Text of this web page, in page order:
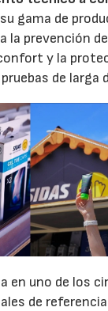
gama de
la prevención
y la
de larga
en uno de los
de